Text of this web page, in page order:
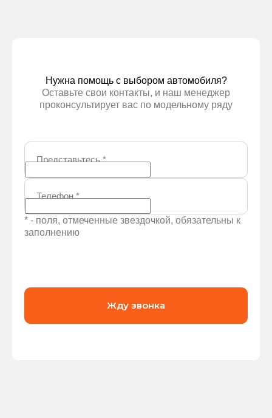
Нужна помощь с выбором автомобиля?
Оставьте свои контакты, и наш менеджер
проконсультирует вас по модельному ряду
Представьтесь*
Телефон*
* - поля, отмеченные звездочкой, обязательны к
заполнению
Жду звонка